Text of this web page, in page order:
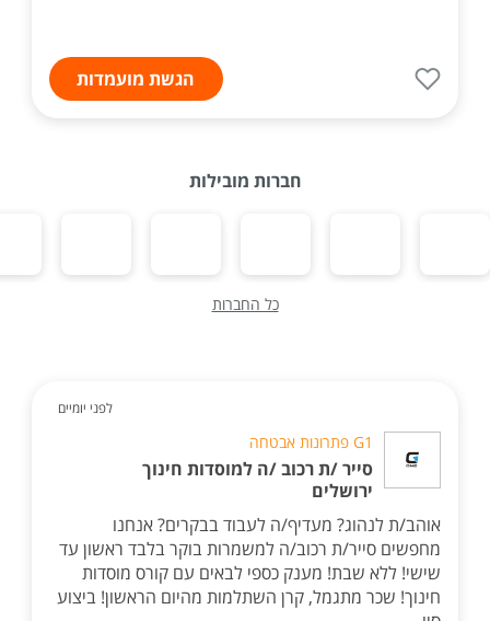
הגשת מועמדות
חברות מובילות
כל החברות
לפני יומיים
G1 פתרונות אבטחה
סייר /ת רכוב /ה למוסדות חינוך
ירושלים
אוהב/ת לנהוג? מעדיף/ה לעבוד בבקרים? אנחנו
מחפשים סייר/ת רכוב/ה למשמרות בוקר בלבד ראשון עד
שישי! ללא שבת! מענק כספי לבאים עם קורס מוסדות
חינוך! שכר מתגמל, קרן השתלמות מהיום הראשון! ביצוע